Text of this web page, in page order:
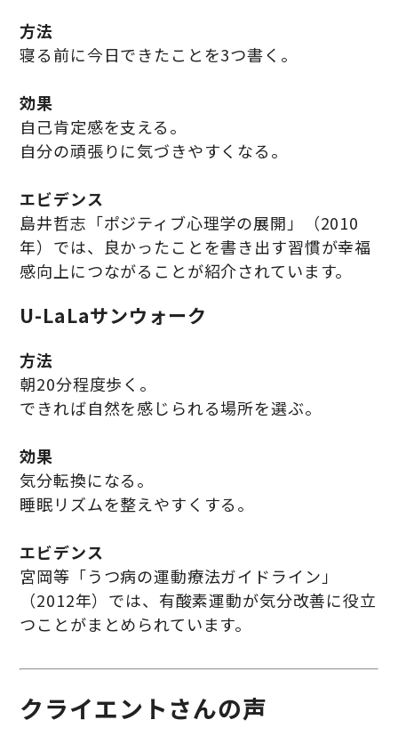
方法
寝る前に今日できたことを3つ書く。
効果
自己肯定感を支える。
自分の頑張りに気づきやすくなる。
エビデンス
島井哲志「ポジティブ心理学の展開」（2010
年）では、良かったことを書き出す習慣が幸福
感向上につながることが紹介されています。
U-LaLaサンウォーク
方法
朝20分程度歩く。
できれば自然を感じられる場所を選ぶ。
効果
気分転換になる。
睡眠リズムを整えやすくする。
エビデンス
宮岡等「うつ病の運動療法ガイドライン」
（2012年）では、有酸素運動が気分改善に役立
つことがまとめられています。
クライエントさんの声